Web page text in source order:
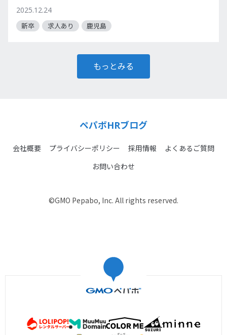
2025.12.24
新卒 求人あり 鹿児島
もっとみる
ペパボHRブログ
会社概要 プライバシーポリシー 採用情報
よくあるご質問
お問い合わせ
©GMO Pepabo, Inc. All rights reserved.